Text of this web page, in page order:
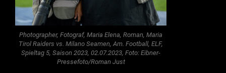
Photographer, Fotograf, Maria Elena, Roman, Maria
Tirol Raiders vs. Milano Seamen, Am. Football, ELF,
Spieltag 5, Saison 2023, 02.07.2023, Foto: Eibner-
Pressefoto/Roman Just